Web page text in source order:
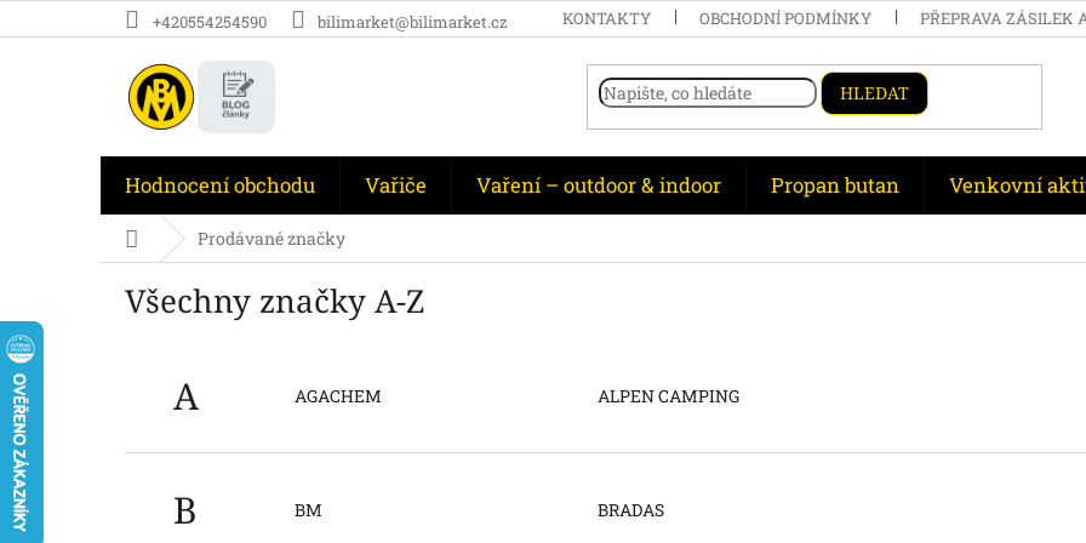
na
+420554254590 bilimarket@bilimarket.cz KONTAKTY OBCHODNÍ PODMÍNKY PŘEPRAVA ZÁSILEK A
HLEDAT
Hodnocení obchodu Vařiče Vaření – outdoor & indoor Propan butan Venkovní
Domů Prodávané značky
Všechny značky A-Z
A AGACHEM ALPEN CAMPING
B BM BRADAS